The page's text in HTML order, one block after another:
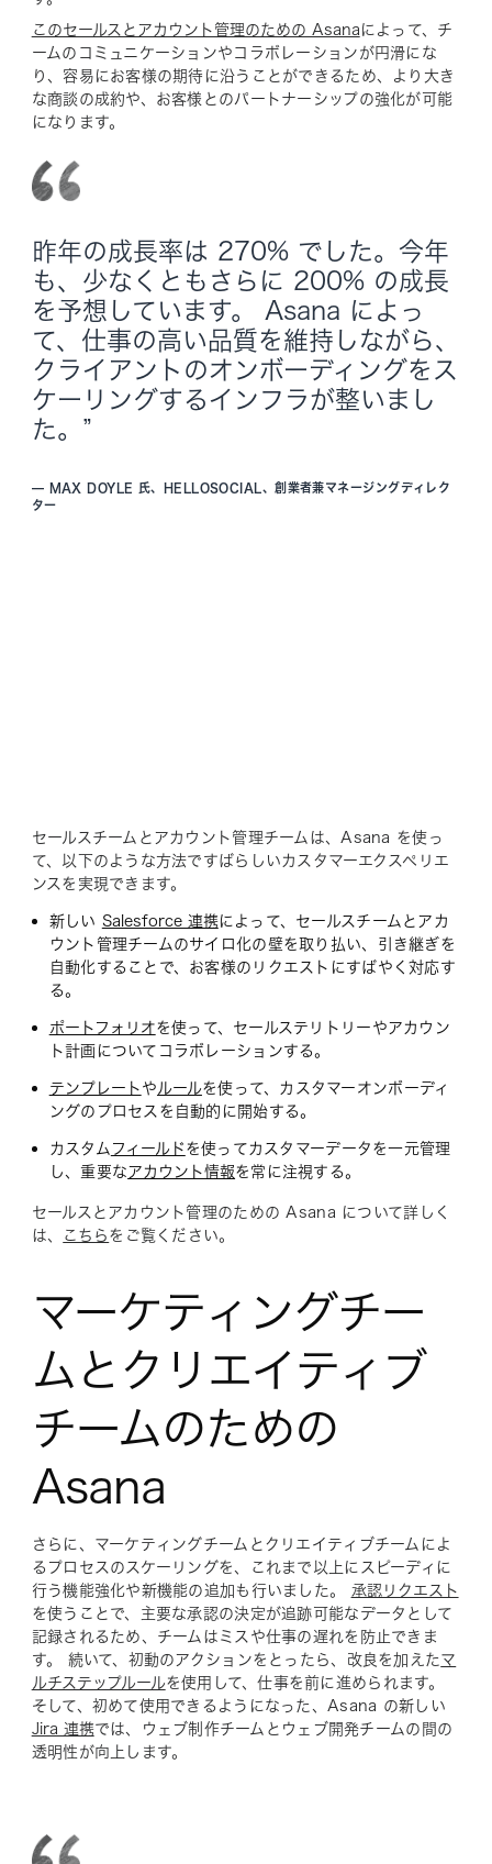
このセールスとアカウント管理のための Asana によって、チ
ームのコミュニケーションやコラボレーションが円滑にな
り、容易にお客様の期待に沿うことができるため、より大き
な商談の成約や、お客様とのパートナーシップの強化が可能
になります。
昨年の成長率は 270% でした。今年
も、少なくともさらに 200% の成長
を予想しています。 Asana によっ
て、仕事の高い品質を維持しながら、
クライアントのオンボーディングをス
ケーリングするインフラが整いまし
た。”
— MAX DOYLE 氏、HELLOSOCIAL、創業者兼マネージングディレク
ター
セールスチームとアカウント管理チームは、Asana を使っ
て、以下のような方法ですばらしいカスタマーエクスペリエ
ンスを実現できます。
新しい Salesforce 連携によって、セールスチームとアカ
ウント管理チームのサイロ化の壁を取り払い、引き継ぎを
自動化することで、お客様のリクエストにすばやく対応す
る。
ポートフォリオを使って、セールステリトリーやアカウン
ト計画についてコラボレーションする。
テンプレート や ルールを使って、カスタマーオンボーディ
ングのプロセスを自動的に開始する。
カスタム フィールド を使ってカスタマーデータを一元管理
し、重要なアカウント情報を常に注視する。
セールスとアカウント管理のための Asana について詳しく
は、
こちら をご覧ください。
マーケティングチー
ムとクリエイティブ
チームのための
Asana
さらに、マーケティングチームとクリエイティブチームによ
るプロセスのスケーリングを、これまで以上にスピーディに
行う機能強化や新機能の追加も行いました。 承認リクエスト
を使うことで、主要な承認の決定が追跡可能なデータとして
記録されるため、チームはミスや仕事の遅れを防止できま
す。 続いて、初動のアクションをとったら、改良を加えたマ
ルチステップルールを使用して、仕事を前に進められます。
そして、初めて使用できるようになった、Asana の新しい
Jira 連携では、ウェブ制作チームとウェブ開発チームの間の
透明性が向上します。